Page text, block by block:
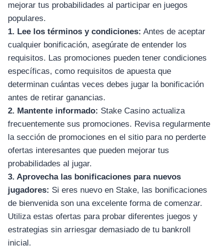
mejorar tus probabilidades al participar en juegos
populares.
1. Lee los términos y condiciones: Antes de aceptar
cualquier bonificación, asegúrate de entender los
requisitos. Las promociones pueden tener condiciones
específicas, como requisitos de apuesta que
determinan cuántas veces debes jugar la bonificación
antes de retirar ganancias.
2. Mantente informado: Stake Casino actualiza
frecuentemente sus promociones. Revisa regularmente
la sección de promociones en el sitio para no perderte
ofertas interesantes que pueden mejorar tus
probabilidades al jugar.
3. Aprovecha las bonificaciones para nuevos
jugadores: Si eres nuevo en Stake, las bonificaciones
de bienvenida son una excelente forma de comenzar.
Utiliza estas ofertas para probar diferentes juegos y
estrategias sin arriesgar demasiado de tu bankroll
inicial.